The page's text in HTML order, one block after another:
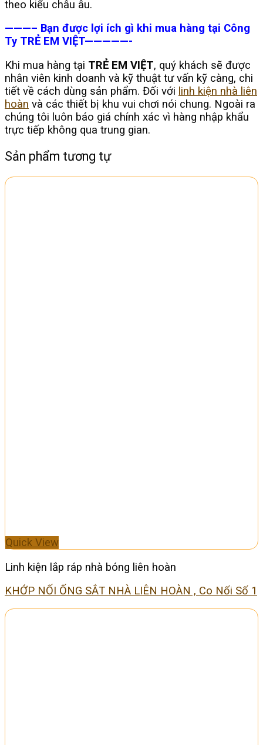
theo kiểu châu âu.
———– Bạn được lợi ích gì khi mua hàng tại Công
Ty TRẺ EM VIỆT—————-
Khi mua hàng tại TRẺ EM VIỆT, quý khách sẽ được
nhân viên kinh doanh và kỹ thuật tư vấn kỹ càng, chi
tiết về cách dùng sản phẩm. Đối với linh kiện nhà liên
hoàn và các thiết bị khu vui chơi nói chung. Ngoài ra
chúng tôi luôn báo giá chính xác vì hàng nhập khẩu
trực tiếp không qua trung gian.
Sản phẩm tương tự
Quick View
Linh kiện lắp ráp nhà bóng liên hoàn
KHỚP NỐI ỐNG SẮT NHÀ LIÊN HOÀN , Co Nối Số 1